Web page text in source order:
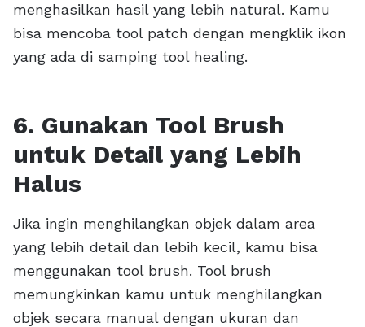
menghasilkan hasil yang lebih natural. Kamu
bisa mencoba tool patch dengan mengklik ikon
yang ada di samping tool healing.
6. Gunakan Tool Brush
untuk Detail yang Lebih
Halus
Jika ingin menghilangkan objek dalam area
yang lebih detail dan lebih kecil, kamu bisa
menggunakan tool brush. Tool brush
memungkinkan kamu untuk menghilangkan
objek secara manual dengan ukuran dan